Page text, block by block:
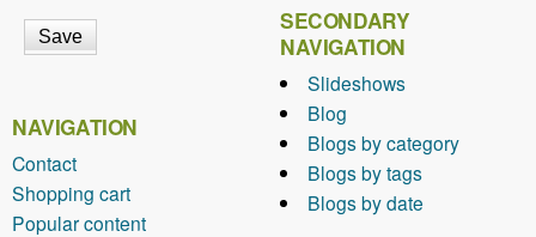
NAVIGATION
Contact
Shopping cart
Popular content
SECONDARY
NAVIGATION
Slideshows
Blog
Blogs by category
Blogs by tags
Blogs by date